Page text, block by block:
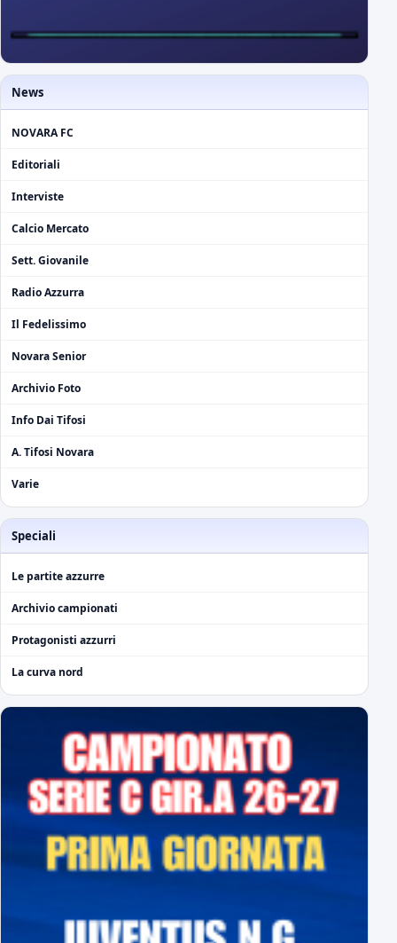
News
NOVARA FC
Editoriali
Interviste
Calcio Mercato
Sett. Giovanile
Radio Azzurra
Il Fedelissimo
Novara Senior
Archivio Foto
Info Dai Tifosi
A. Tifosi Novara
Varie
Speciali
Le partite azzurre
Archivio campionati
Protagonisti azzurri
La curva nord